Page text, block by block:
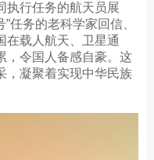
执行任务的航天员展
任务的老科学家回信、
载人航天、卫星通
，令国人备感自豪。这
，凝聚着实现中华民族